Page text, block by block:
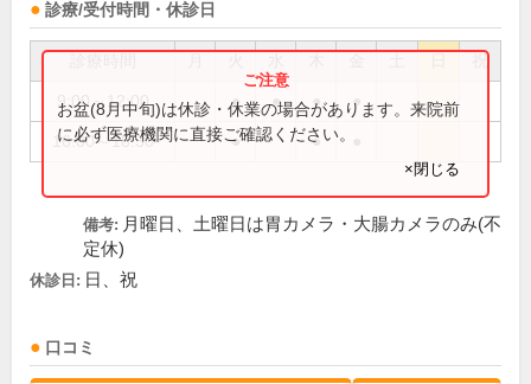
診療/受付時間・休診日
祝
9:00～12:00 ● ● ● ●
16:00～18:30 ● ●
お盆(8月中旬)は休診・休業の場合があります。来院前
に必ず医療機関に直接ご確認ください。
×閉じる
備考: 月曜日、土曜日は胃カメラ・大腸カメラのみ(不
定休)
休診日: 日、祝
口コミ